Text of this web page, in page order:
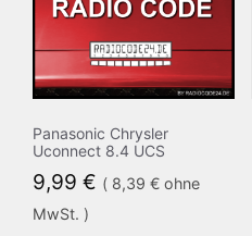
Panasonic Chrysler
Uconnect 8.4 UCS
9,99 € ( 8,39 € ohne
MwSt. )